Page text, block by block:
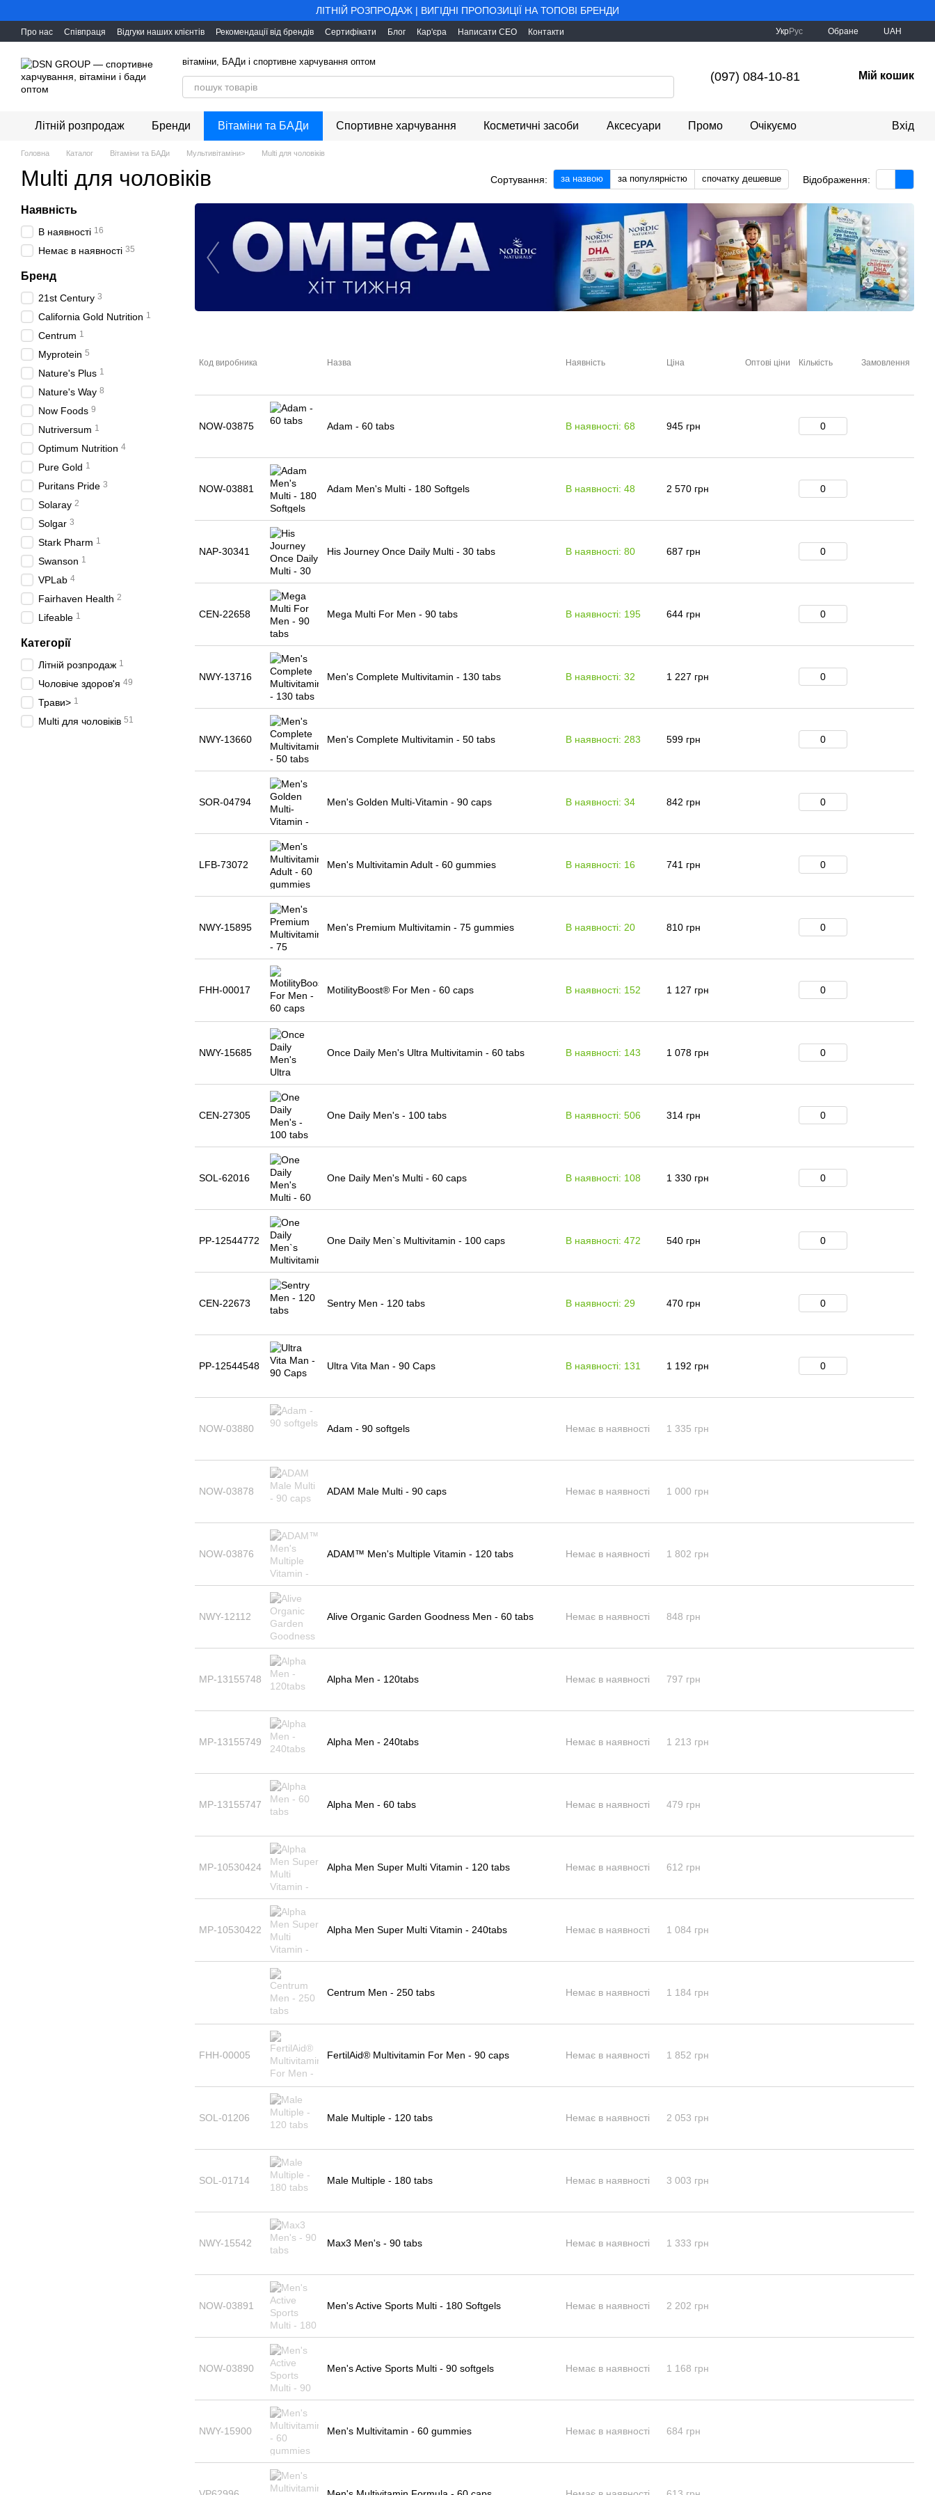
ЛІТНІЙ РОЗПРОДАЖ | ВИГІДНІ ПРОПОЗИЦІЇ НА ТОПОВІ БРЕНДИ
Про нас Співпраця Відгуки наших клієнтів Рекомендації від брендів Сертифікати Блог Кар'єра Написати CEO Контакти УкрРус Обране UAH
вітаміни, БАДи і cпортивне харчування оптом
(097) 084-10-81 Мій кошик
Літній розпродаж Бренди Вітаміни та БАДи Спортивне харчування Косметичні засоби Аксесуари Промо Очікуємо Вхід
Головна Каталог Вітаміни та БАДи Мультивітаміни> Multi для чоловіків
Multi для чоловіків Сортування: за назвою за популярністю спочатку дешевше Відображення:
Код виробника Назва Наявність Ціна Оптові ціни Кількість Замовлення
NOW-03875 Adam - 60 tabs В наявності: 68 945 грн
NOW-03881 Adam Men's Multi - 180 Softgels В наявності: 48 2 570 грн
NAP-30341 His Journey Once Daily Multi - 30 tabs В наявності: 80 687 грн
CEN-22658 Mega Multi For Men - 90 tabs В наявності: 195 644 грн
NWY-13716 Men's Complete Multivitamin - 130 tabs В наявності: 32 1 227 грн
NWY-13660 Men's Complete Multivitamin - 50 tabs В наявності: 283 599 грн
SOR-04794 Men's Golden Multi-Vitamin - 90 caps В наявності: 34 842 грн
LFB-73072 Men's Multivitamin Adult - 60 gummies В наявності: 16 741 грн
NWY-15895 Men's Premium Multivitamin - 75 gummies В наявності: 20 810 грн
FHH-00017 MotilityBoost® For Men - 60 caps В наявності: 152 1 127 грн
NWY-15685 Once Daily Men's Ultra Multivitamin - 60 tabs В наявності: 143 1 078 грн
CEN-27305 One Daily Men's - 100 tabs В наявності: 506 314 грн
SOL-62016 One Daily Men's Multi - 60 caps В наявності: 108 1 330 грн
PP-12544772 One Daily Men`s Multivitamin - 100 caps В наявності: 472 540 грн
CEN-22673 Sentry Men - 120 tabs В наявності: 29 470 грн
PP-12544548 Ultra Vita Man - 90 Caps В наявності: 131 1 192 грн
NOW-03880 Adam - 90 softgels Немає в наявності 1 335 грн
NOW-03878 ADAM Male Multi - 90 caps Немає в наявності 1 000 грн
NOW-03876 ADAM™ Men's Multiple Vitamin - 120 tabs Немає в наявності 1 802 грн
NWY-12112 Alive Organic Garden Goodness Men - 60 tabs Немає в наявності 848 грн
MP-13155748 Alpha Men - 120tabs Немає в наявності 797 грн
MP-13155749 Alpha Men - 240tabs Немає в наявності 1 213 грн
MP-13155747 Alpha Men - 60 tabs Немає в наявності 479 грн
MP-10530424 Alpha Men Super Multi Vitamin - 120 tabs Немає в наявності 612 грн
MP-10530422 Alpha Men Super Multi Vitamin - 240tabs Немає в наявності 1 084 грн
Centrum Men - 250 tabs Немає в наявності 1 184 грн
FHH-00005 FertilAid® Multivitamin For Men - 90 caps Немає в наявності 1 852 грн
SOL-01206 Male Multiple - 120 tabs Немає в наявності 2 053 грн
SOL-01714 Male Multiple - 180 tabs Немає в наявності 3 003 грн
NWY-15542 Max3 Men's - 90 tabs Немає в наявності 1 333 грн
NOW-03891 Men's Active Sports Multi - 180 Softgels Немає в наявності 2 202 грн
NOW-03890 Men's Active Sports Multi - 90 softgels Немає в наявності 1 168 грн
NWY-15900 Men's Multivitamin - 60 gummies Немає в наявності 684 грн
Наявність
В наявності 16
Немає в наявності 35
Бренд
21st Century 3
California Gold Nutrition 1
Centrum 1
Myprotein 5
Nature's Plus 1
Nature's Way 8
Now Foods 9
Nutriversum 1
Optimum Nutrition 4
Pure Gold 1
Puritans Pride 3
Solaray 2
Solgar 3
Stark Pharm 1
Swanson 1
VPLab 4
Fairhaven Health 2
Lifeable 1
Категорії
Літній розпродаж 1
Чоловіче здоров'я 49
Трави> 1
Multi для чоловіків 51